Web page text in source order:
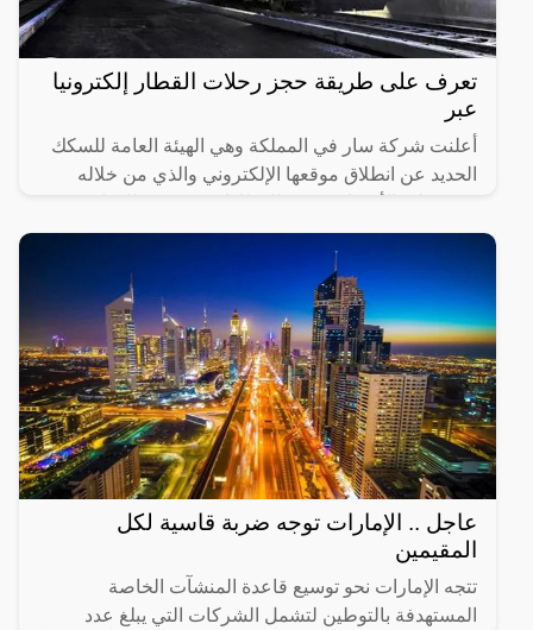
تعرف على طريقة حجز رحلات القطار إلكترونيا
عبر
أعلنت شركة سار في المملكة وهي الهيئة العامة للسكك
الحديد عن انطلاق موقعها الإلكتروني والذي من خلاله
المختلفة لها،
عاجل .. الإمارات توجه ضربة قاسية لكل
المقيمين
تتجه الإمارات نحو توسيع قاعدة المنشآت الخاصة
المستهدفة بالتوطين لتشمل الشركات التي يبلغ عدد